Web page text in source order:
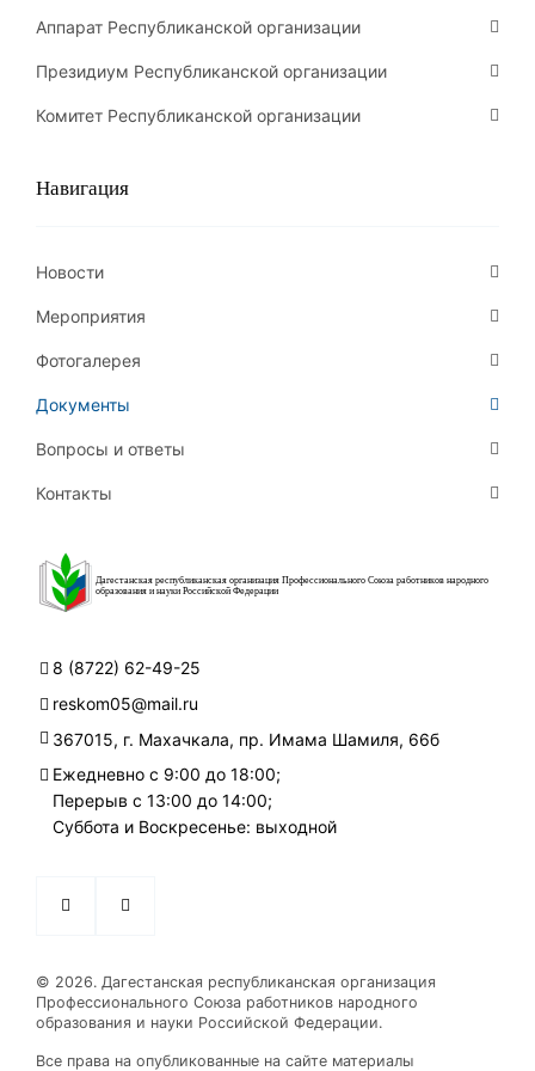
Дагестанская республиканская организация Профессионального Союза работников народного
образования и науки Российской Федерации
8 (8722) 62-49-25
reskom05@mail.ru
367015, г. Махачкала, пр. Имама Шамиля, 66б
Ежедневно с 9:00 до 18:00;
Перерыв с 13:00 до 14:00;
Суббота и Воскресенье: выходной
Аппарат Республиканской организации
Президиум Республиканской организации
Комитет Республиканской организации
Навигация
Новости
Мероприятия
Фотогалерея
Документы
Вопросы и ответы
Контакты
© 2026. Дагестанская республиканская организация
Профессионального Союза работников народного
образования и науки Российской Федерации.
Все права на опубликованные на сайте материалы